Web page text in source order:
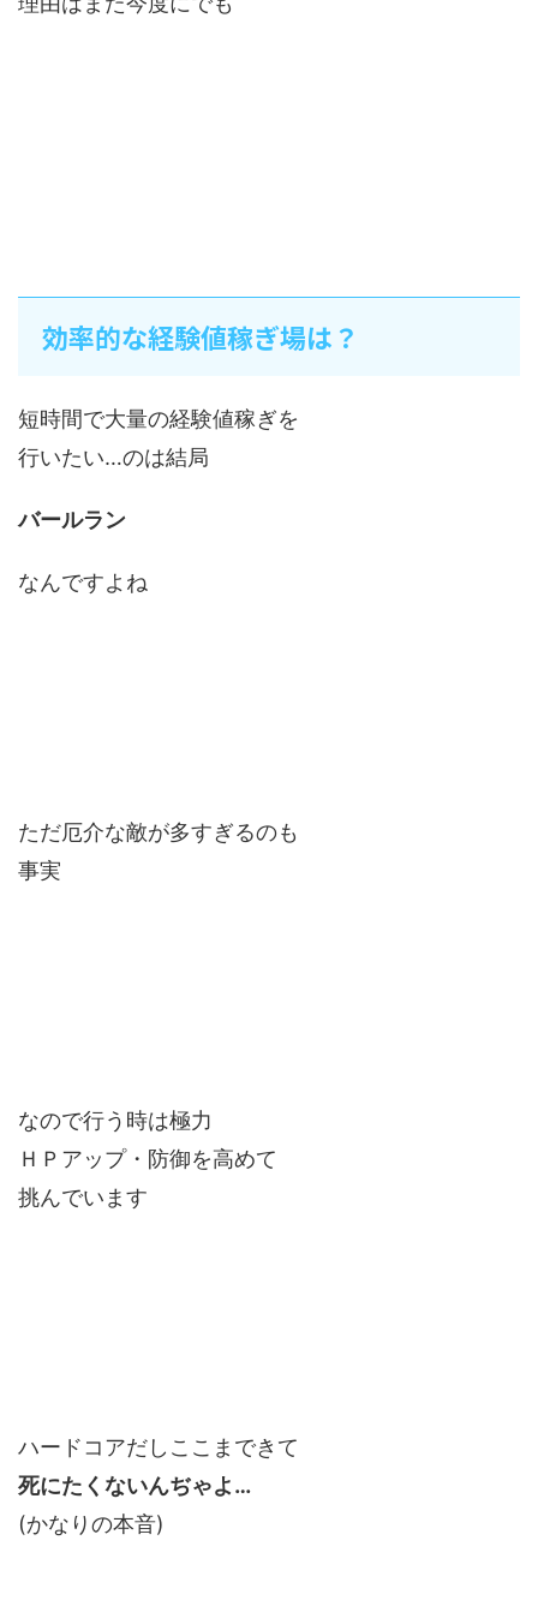
効率的な経験値稼ぎ場は？
短時間で大量の経験値稼ぎを
行いたい…のは結局
バールラン
なんですよね
ただ厄介な敵が多すぎるのも
事実
なので行う時は極力
ＨＰアップ・防御を高めて
挑んでいます
ハードコアだしここまできて
死にたくないんぢゃよ…
(かなりの本音)